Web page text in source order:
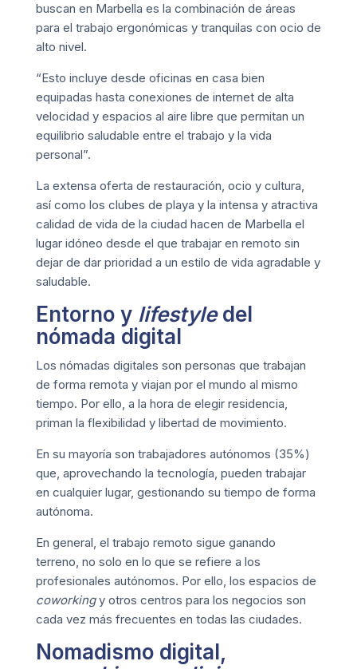
buscan en Marbella es la combinación de áreas
para el trabajo ergonómicas y tranquilas con ocio de
alto nivel.
“Esto incluye desde oficinas en casa bien
equipadas hasta conexiones de internet de alta
velocidad y espacios al aire libre que permitan un
equilibrio saludable entre el trabajo y la vida
personal”.
La extensa oferta de restauración, ocio y cultura,
así como los clubes de playa y la intensa y atractiva
calidad de vida de la ciudad hacen de Marbella el
lugar idóneo desde el que trabajar en remoto sin
dejar de dar prioridad a un estilo de vida agradable y
saludable.
Entorno y lifestyledel
nómada digital
Los nómadas digitales son personas que trabajan
de forma remota y viajan por el mundo al mismo
tiempo. Por ello, a la hora de elegir residencia,
priman la flexibilidad y libertad de movimiento.
En su mayoría son trabajadores autónomos (35%)
que, aprovechando la tecnología, pueden trabajar
en cualquier lugar, gestionando su tiempo de forma
autónoma.
En general, el trabajo remoto sigue ganando
terreno, no solo en lo que se refiere a los
profesionales autónomos. Por ello, los espacios de
coworkingy otros centros para los negocios son
cada vez más frecuentes en todas las ciudades.
Nomadismo digital,